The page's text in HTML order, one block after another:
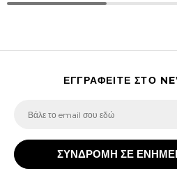
ΕΓΓΡΑΦΕΙΤΕ ΣΤΟ
ΣΥΝΔΡΟΜΗ ΣΕ